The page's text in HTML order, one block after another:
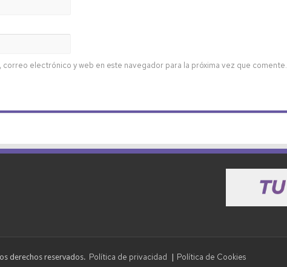
correo electrónico y web en este navegador para la próxima vez que comente.
derechos reservados. Política de privacidad Política de Cookies